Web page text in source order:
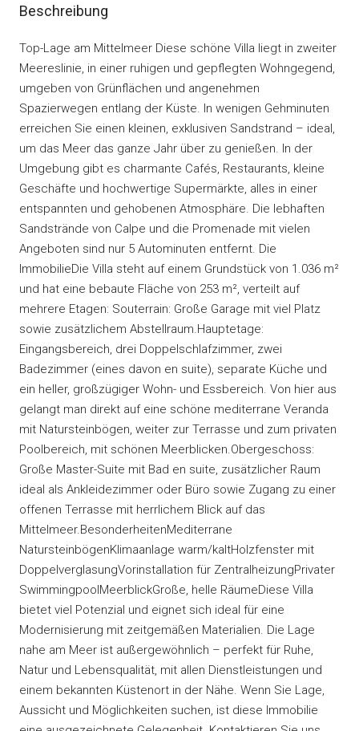
Beschreibung
Top-Lage am Mittelmeer Diese schöne Villa liegt in zweiter
Meereslinie, in einer ruhigen und gepflegten Wohngegend,
umgeben von Grünflächen und angenehmen
Spazierwegen entlang der Küste. In wenigen Gehminuten
erreichen Sie einen kleinen, exklusiven Sandstrand – ideal,
um das Meer das ganze Jahr über zu genießen. In der
Umgebung gibt es charmante Cafés, Restaurants, kleine
Geschäfte und hochwertige Supermärkte, alles in einer
entspannten und gehobenen Atmosphäre. Die lebhaften
Sandstrände von Calpe und die Promenade mit vielen
Angeboten sind nur 5 Autominuten entfernt. Die
ImmobilieDie Villa steht auf einem Grundstück von 1.036 m²
und hat eine bebaute Fläche von 253 m², verteilt auf
mehrere Etagen: Souterrain: Große Garage mit viel Platz
sowie zusätzlichem Abstellraum.Hauptetage:
Eingangsbereich, drei Doppelschlafzimmer, zwei
Badezimmer (eines davon en suite), separate Küche und
ein heller, großzügiger Wohn- und Essbereich. Von hier aus
gelangt man direkt auf eine schöne mediterrane Veranda
mit Natursteinbögen, weiter zur Terrasse und zum privaten
Poolbereich, mit schönen Meerblicken.Obergeschoss:
Große Master-Suite mit Bad en suite, zusätzlicher Raum
ideal als Ankleidezimmer oder Büro sowie Zugang zu einer
offenen Terrasse mit herrlichem Blick auf das
Mittelmeer.BesonderheitenMediterrane
NatursteinbögenKlimaanlage warm/kaltHolzfenster mit
DoppelverglasungVorinstallation für ZentralheizungPrivater
SwimmingpoolMeerblickGroße, helle RäumeDiese Villa
bietet viel Potenzial und eignet sich ideal für eine
Modernisierung mit zeitgemäßen Materialien. Die Lage
nahe am Meer ist außergewöhnlich – perfekt für Ruhe,
Natur und Lebensqualität, mit allen Dienstleistungen und
einem bekannten Küstenort in der Nähe. Wenn Sie Lage,
Aussicht und Möglichkeiten suchen, ist diese Immobilie